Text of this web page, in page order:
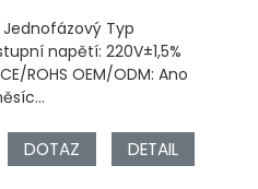
Typ
napětí: 220V±1,5%
ROHS OEM/ODM: Ano
DOTAZ DETAIL